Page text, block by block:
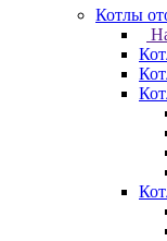
Котлы